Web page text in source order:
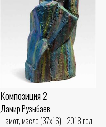
Композиция 2
Дамир Рузыбаев
Шамот, масло (37x16) - 2018 год